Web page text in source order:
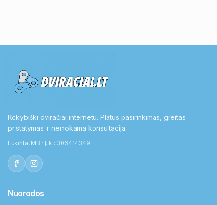
Kokybiški dviračiai internetu. Platus pasirinkimas, greitas
pristatymas ir nemokama konsultacija.
Lukinta, MB · Į. k.: 306414349
Nuorodos